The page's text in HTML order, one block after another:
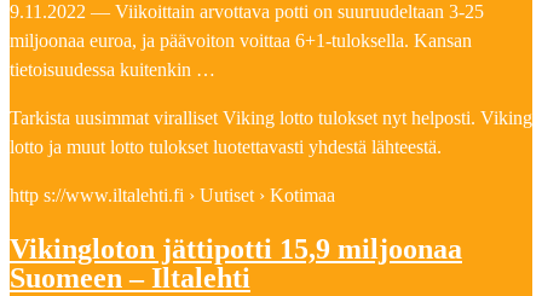
9.11.2022 — Viikoittain arvottava potti on suuruudeltaan 3-25
miljoonaa euroa, ja päävoiton voittaa 6+1-tuloksella. Kansan
tietoisuudessa kuitenkin …
Tarkista uusimmat viralliset Viking lotto tulokset nyt helposti. Viking
lotto ja muut lotto tulokset luotettavasti yhdestä lähteestä.
http s://www.iltalehti.fi › Uutiset › Kotimaa
Vikingloton jättipotti 15,9 miljoonaa
Suomeen – Iltalehti